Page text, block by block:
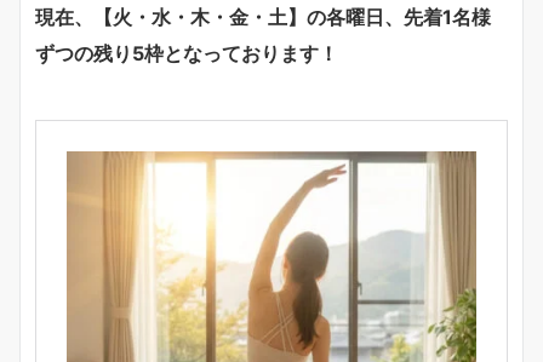
現在、【火・水・木・金・土】の各曜日、先着1名様
ずつの残り5枠となっております！